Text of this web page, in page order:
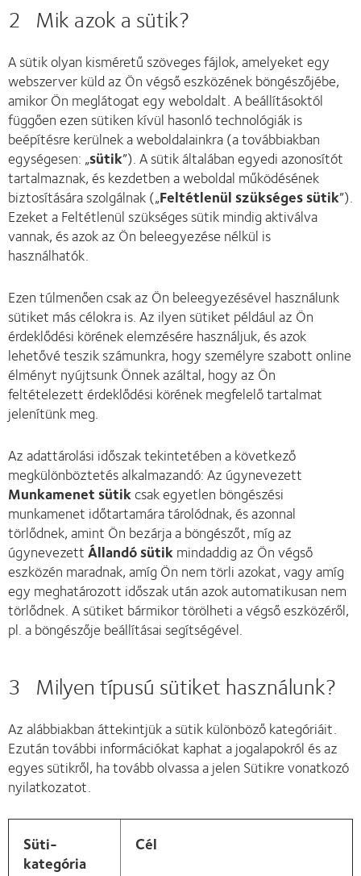
2 Mik azok a sütik?
A sütik olyan kisméretű szöveges fájlok, amelyeket egy
webszerver küld az Ön végső eszközének böngészőjébe,
amikor Ön meglátogat egy weboldalt. A beállításoktól
függően ezen sütiken kívül hasonló technológiák is
beépítésre kerülnek a weboldalainkra (a továbbiakban
egységesen: „sütik”). A sütik általában egyedi azonosítót
tartalmaznak, és kezdetben a weboldal működésének
biztosítására szolgálnak („Feltétlenülszükséges sütik”).
Ezeket a Feltétlenül szükséges sütik mindig aktiválva
vannak, és azok az Ön beleegyezése nélkül is
használhatók.
Ezen túlmenően csak az Ön beleegyezésével használunk
sütiket más célokra is. Az ilyen sütiket például az Ön
érdeklődési körének elemzésére használjuk, és azok
lehetővé teszik számunkra, hogy személyre szabott online
élményt nyújtsunk Önnek azáltal, hogy az Ön
feltételezett érdeklődési körének megfelelő tartalmat
jelenítünk meg.
Az adattárolási időszak tekintetében a következő
megkülönböztetés alkalmazandó: Az úgynevezett
Munkamenet sütikcsak egyetlen böngészési
munkamenet időtartamára tárolódnak, és azonnal
törlődnek, amint Ön bezárja a böngészőt, míg az
úgynevezettÁllandó sütikmindaddig az Ön végső
eszközén maradnak, amíg Ön nem törli azokat, vagy amíg
egy meghatározott időszak után azok automatikusan nem
törlődnek. A sütiket bármikor törölheti a végső eszközéről,
pl. a böngészője beállításai segítségével.
3 Milyen típusú sütiket használunk?
Az alábbiakban áttekintjük a sütik különböző kategóriáit.
Ezután további információkat kaphat a jogalapokról és az
egyes sütikről, ha tovább olvassa a jelen Sütikre vonatkozó
nyilatkozatot.
Süti-
kategória
Cél